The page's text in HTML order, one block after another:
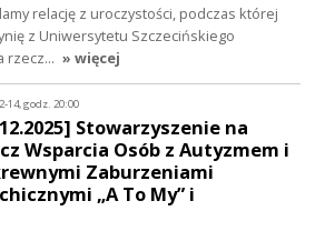
relację z uroczystości, podczas której
z Uniwersytetu Szczecińskiego
rzecz… » więcej
14, godz. 20:00
Stowarzyszenie na
Wsparcia Osób z Autyzmem i
Zaburzeniami
„A To My” i